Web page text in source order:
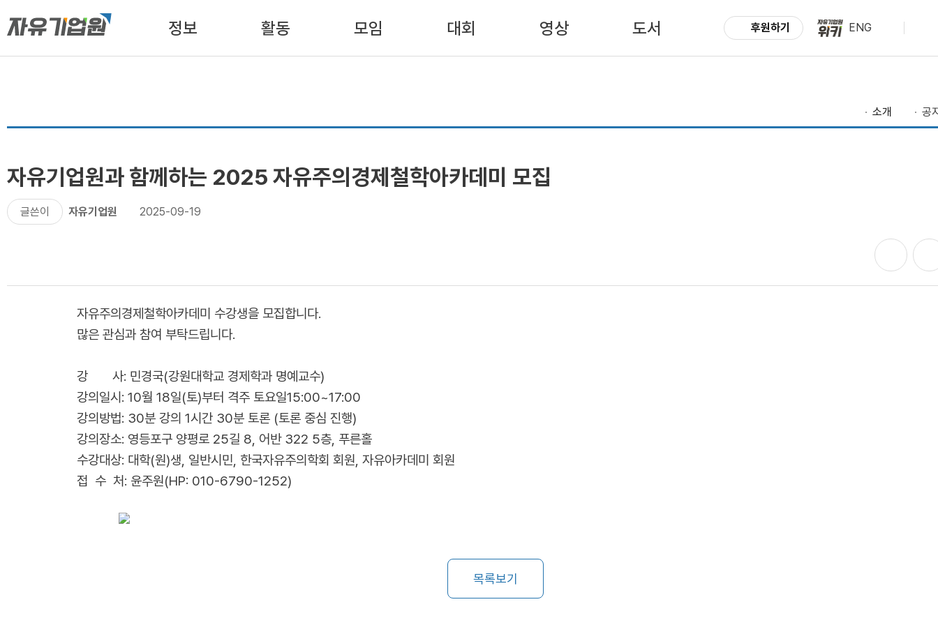
정보 활동 모임 대회 영상 도서 후원하기 ENG
소개 공
자유기업원과 함께하는 2025 자유주의경제철학아카데미 모집
글쓴이 자유기업원 2025-09-19
자유주의경제철학아카데미 수강생을 모집합니다.
많은 관심과 참여 부탁드립니다.
강 사: 민경국(강원대학교 경제학과 명예교수)
강의일시: 10월 18일(토)부터 격주 토요일15:00~17:00
강의방법: 30분 강의 1시간 30분 토론 (토론 중심 진행)
강의장소: 영등포구 양평로 25길 8, 어반 322 5층, 푸른홀
수강대상: 대학(원)생, 일반시민, 한국자유주의학회 회원, 자유아카데미 회원
접 수 처: 윤주원(HP: 010-6790-1252)
목록보기